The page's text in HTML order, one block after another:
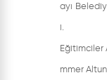
ayı
i.
Eğitimciler
mmer